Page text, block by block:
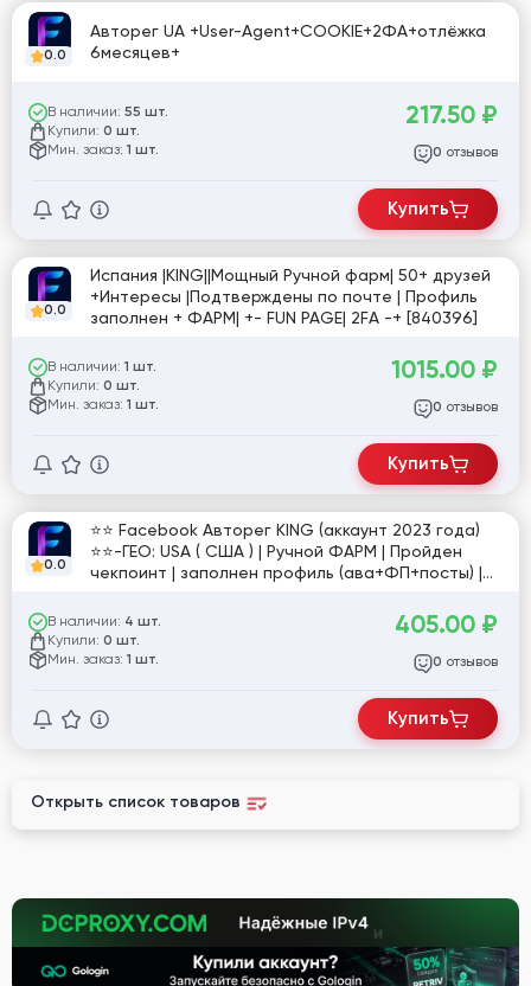
0.0
Авторег UA +User-Agent+COOKIE+2ФА+отлёжка
6месяцев+
В наличии: 55 шт.
Купили: 0 шт.
Мин. заказ: 1 шт.
217.50 ₽
0 отзывов
Купить
0.0
Испания |KING||Мощный Ручной фарм| 50+ друзей
+Интересы |Подтверждены по почте | Профиль
заполнен + ФАРМ| +- FUN PAGE| 2FA -+ [840396]
В наличии: 1 шт.
Купили: 0 шт.
Мин. заказ: 1 шт.
1015.00 ₽
0 отзывов
Купить
0.0
⭐⭐ Facebook Авторег KING (аккаунт 2023 года)
⭐⭐-ГЕО: USA ( США ) | Ручной ФАРМ | Пройден
чекпоинт | заполнен профиль (ава+ФП+посты) |
Маркетплейс | Почта в комплекте
В наличии: 4 шт.
Купили: 0 шт.
Мин. заказ: 1 шт.
405.00 ₽
0 отзывов
Купить
Открыть список товаров